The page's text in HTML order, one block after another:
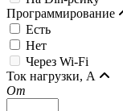
Программирование
Есть
Нет
Через Wi-Fi
Ток нагрузки, А
От